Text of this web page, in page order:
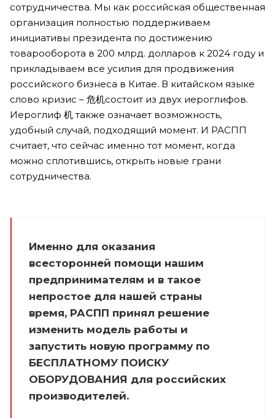
сотрудничества. Мы как российская общественная
организация полностью поддерживаем
инициативы президента по достижению
товарооборота в 200 млрд. долларов к 2024 году и
прикладываем все усилия для продвижения
российского бизнеса в Китае. В китайском языке
слово кризис – 危机состоит из двух иероглифов.
Иероглиф 机 также означает возможность,
удобный случай, подходящий момент. И РАСПП
считает, что сейчас именно тот момент, когда
можно сплотившись, открыть новые грани
сотрудничества.
Именно для оказания
всесторонней помощи нашим
предпринимателям и в такое
непростое для нашей страны
время, РАСПП принял решение
изменить модель работы и
запустить новую программу по
БЕСПЛАТНОМУ ПОИСКУ
ОБОРУДОВАНИЯ для российских
производителей.